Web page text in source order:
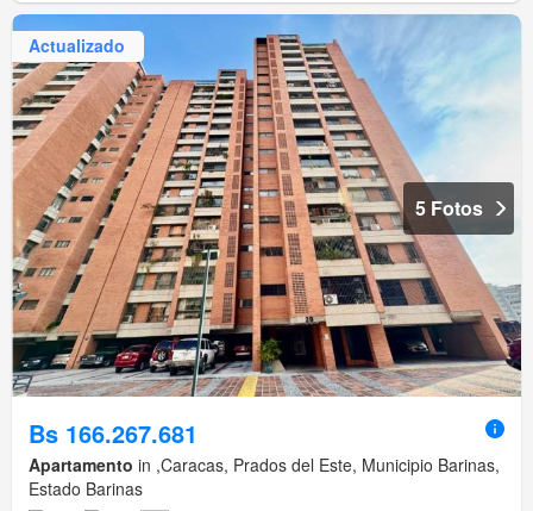
Actualizado
5 Fotos
Bs 166.267.681
Apartamento in ,Caracas, Prados del Este, Municipio Barinas,
Estado Barinas